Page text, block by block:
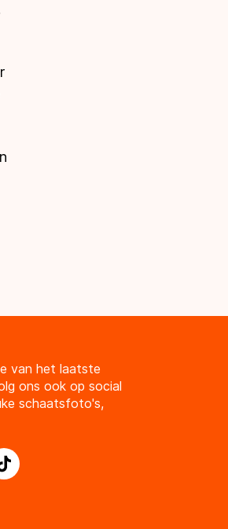
van het laatste
ons ook op social
schaatsfoto's,